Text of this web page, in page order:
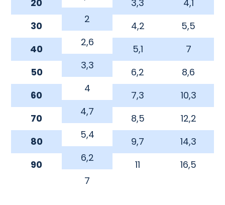
20
30
40
50
60
70
80
90
2
2,6
3,3
4
4,7
5,4
6,2
7
3,3
4,2
5,1
6,2
7,3
8,5
9,7
11
4,1
5,5
7
8,6
10,3
12,2
14,3
16,5